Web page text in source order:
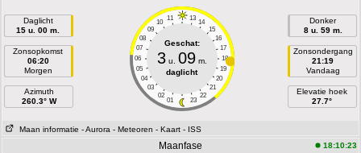
Daglicht
15 u. 00 m.
Zonsopkomst
06:20
Morgen
Azimuth
260.3° W
11 13
10
14
09
15
08
16
07
17
06
18
05
19
04
20
03
21
02
22
01 23
Geschat:
3u. 09m.
daglicht
Donker
8 u. 59 m.
Zonsondergang
21:19
Vandaag
Elevatie hoek
27.7°
Maan informatie - Aurora - Meteoren - Kaart - ISS
Maanfase 18:10:23